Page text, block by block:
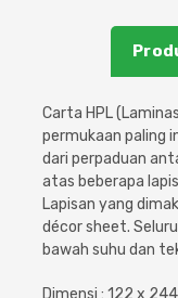
Cat
Carta HPL
permukaan paling
dari perpaduan
atas beberapa
Lapisan yang
décor sheet.
bawah suhu dan
Dimensi : 122 x